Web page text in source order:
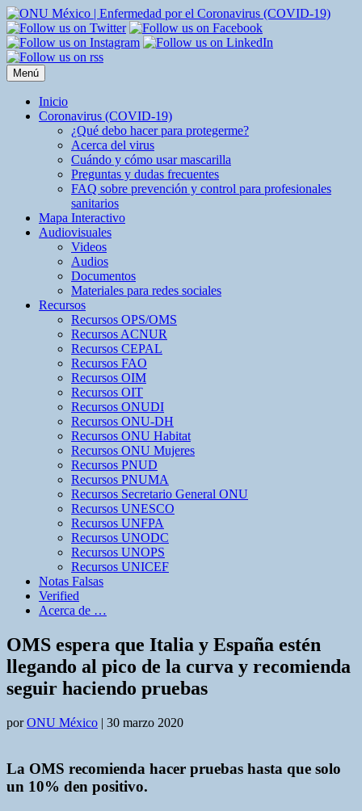
Saltar
al
contenido
Menú
Inicio
Coronavirus (COVID-19)
¿Qué debo hacer para protegerme?
Acerca del virus
Cuándo y cómo usar mascarilla
Preguntas y dudas frecuentes
FAQ sobre prevención y control para profesionales
sanitarios
Mapa Interactivo
Audiovisuales
Videos
Audios
Documentos
Materiales para redes sociales
Recursos
Recursos OPS/OMS
Recursos ACNUR
Recursos CEPAL
Recursos FAO
Recursos OIM
Recursos OIT
Recursos ONUDI
Recursos ONU-DH
Recursos ONU Habitat
Recursos ONU Mujeres
Recursos PNUD
Recursos PNUMA
Recursos Secretario General ONU
Recursos UNESCO
Recursos UNFPA
Recursos UNODC
Recursos UNOPS
Recursos UNICEF
Notas Falsas
Verified
Acerca de …
OMS espera que Italia y España estén
llegando al pico de la curva y recomienda
seguir haciendo pruebas
porONU México | 30 marzo 2020
La OMS recomienda hacer pruebas hasta que solo
un 10% den positivo.